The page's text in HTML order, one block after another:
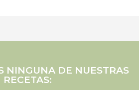
NINGUNA DE NUESTRAS
RECETAS: